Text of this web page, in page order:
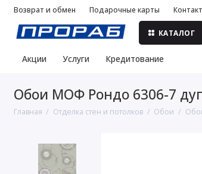
Возврат и обмен Подарочные карты
КАТАЛОГ
Акции Услуги Кредитование
Обои МОФ Рондо 6306-7
Главная Отделка стен и потолков Обои